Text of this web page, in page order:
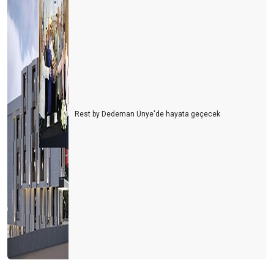
Rest by Dedeman Ünye'de hayata geçecek